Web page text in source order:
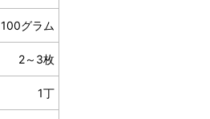
100グラム
2～3枚
1丁